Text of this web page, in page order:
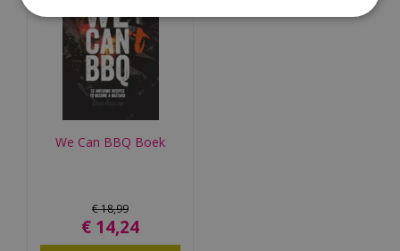
We Can BBQ Boek
€18,99
€ 14,24